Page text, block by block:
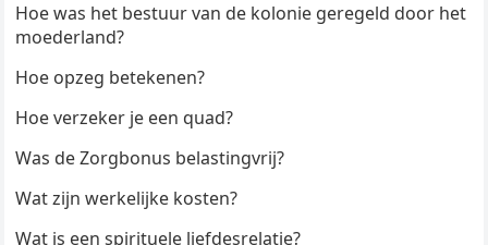
Hoe was het bestuur van de kolonie geregeld door het
moederland?
Hoe opzeg betekenen?
Hoe verzeker je een quad?
Was de Zorgbonus belastingvrij?
Wat zijn werkelijke kosten?
Wat is een spirituele liefdesrelatie?